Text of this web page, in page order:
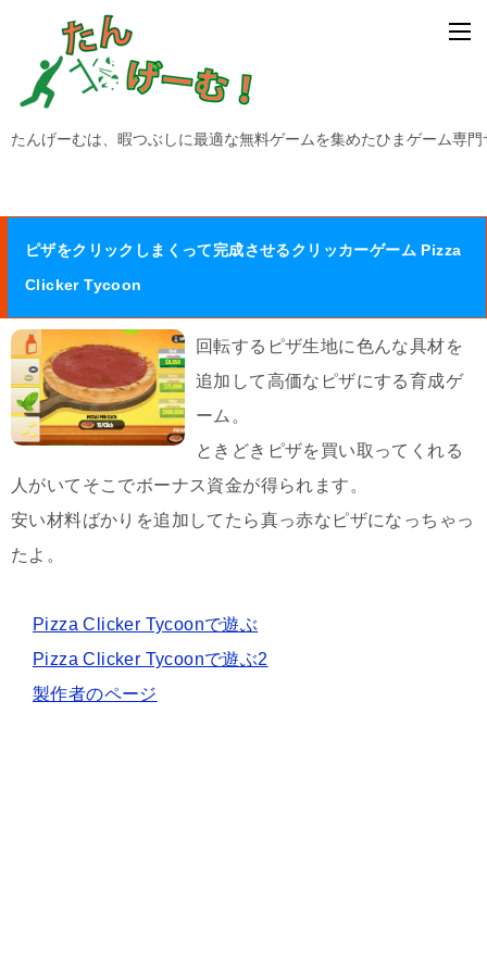
たんげーむは、暇つぶしに最適な無料ゲームを集めたひまゲーム専
ピザをクリックしまくって完成させるクリッカーゲーム Pizza
Clicker Tycoon
回転するピザ生地に色んな具材を
追加して高価なピザにする育成ゲ
ーム。
ときどきピザを買い取ってくれる
人がいてそこでボーナス資金が得られます。
安い材料ばかりを追加してたら真っ赤なピザになっちゃっ
たよ。
Pizza Clicker Tycoonで遊ぶ
Pizza Clicker Tycoonで遊ぶ2
製作者のページ